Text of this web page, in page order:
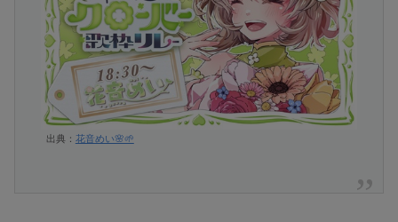
出典： 花音めい🌸🌱